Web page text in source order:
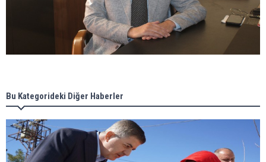
Bu Kategorideki Diğer Haberler